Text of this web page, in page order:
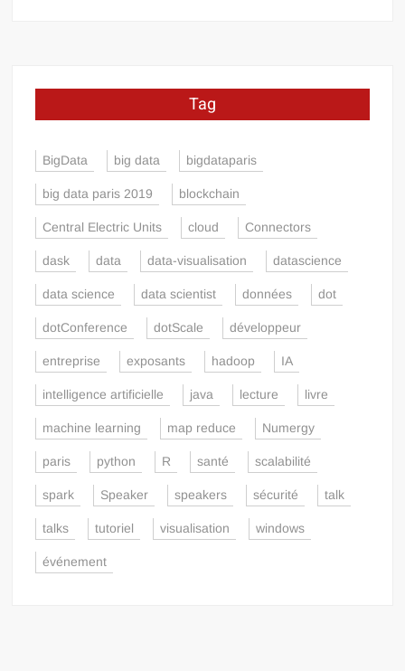
Tag
BigData big data bigdataparis
big data paris 2019 blockchain
Central Electric Units cloud Connectors
dask data data-visualisation datascience
data science data scientist données dot
dotConference dotScale développeur
entreprise exposants hadoop IA
intelligence artificielle java lecture livre
machine learning map reduce Numergy
paris python R santé scalabilité
spark Speaker speakers sécurité talk
talks tutoriel visualisation windows
événement